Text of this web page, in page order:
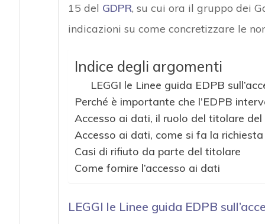
15 del GDPR, su cui ora il gruppo dei
indicazioni su come concretizzare le
Indice degli argomenti
LEGGI le Linee guida EDPB
Perché è importante che l’EDPB
Accesso ai dati, il ruolo del titolare
Accesso ai dati, come si fa la richiesta
Casi di rifiuto da parte del titolare
Come fornire l’accesso ai dati
LEGGI le Linee guida EDPB